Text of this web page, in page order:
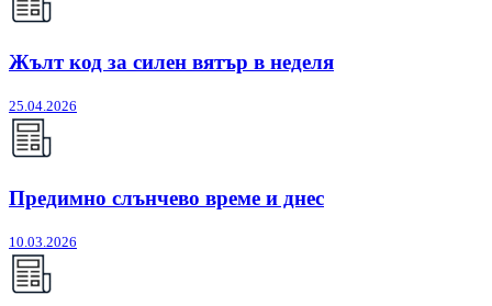
Жълт код за силен вятър в неделя
25.04.2026
Предимно слънчево време и днес
10.03.2026